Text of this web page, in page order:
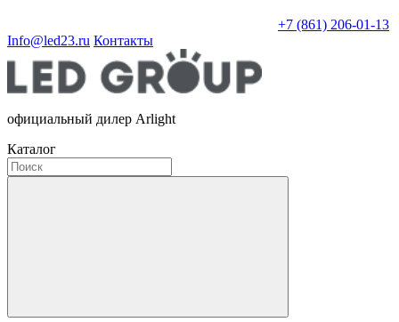
+7 (861) 206-01-13
Info@led23.ru Контакты
официальный дилер Arlight
Каталог